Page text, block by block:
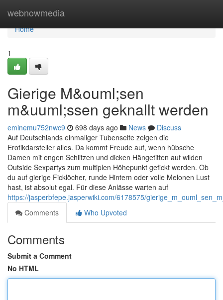
webnowmedia
Home
Home
1
Gierige M&ouml;sen
m&uuml;ssen geknallt werden
eminemu752nwc9 698 days ago News
Discuss
Auf Deutschlands einmaliger Tubenseite zeigen die
Erotikdarsteller alles. Da kommt Freude auf, wenn hübsche
Damen mit engen Schlitzen und dicken Hängetitten auf wilden
Outside Sexpartys zum multiplen Höhepunkt gefickt werden. Ob
du auf gierige Ficklöcher, runde Hintern oder volle Melonen Lust
hast, ist absolut egal. Für diese Anlässe warten auf
https://jasperbfepe.jasperwiki.com/6178575/
Comments
Who Upvoted
Comments
Submit a Comment
No HTML